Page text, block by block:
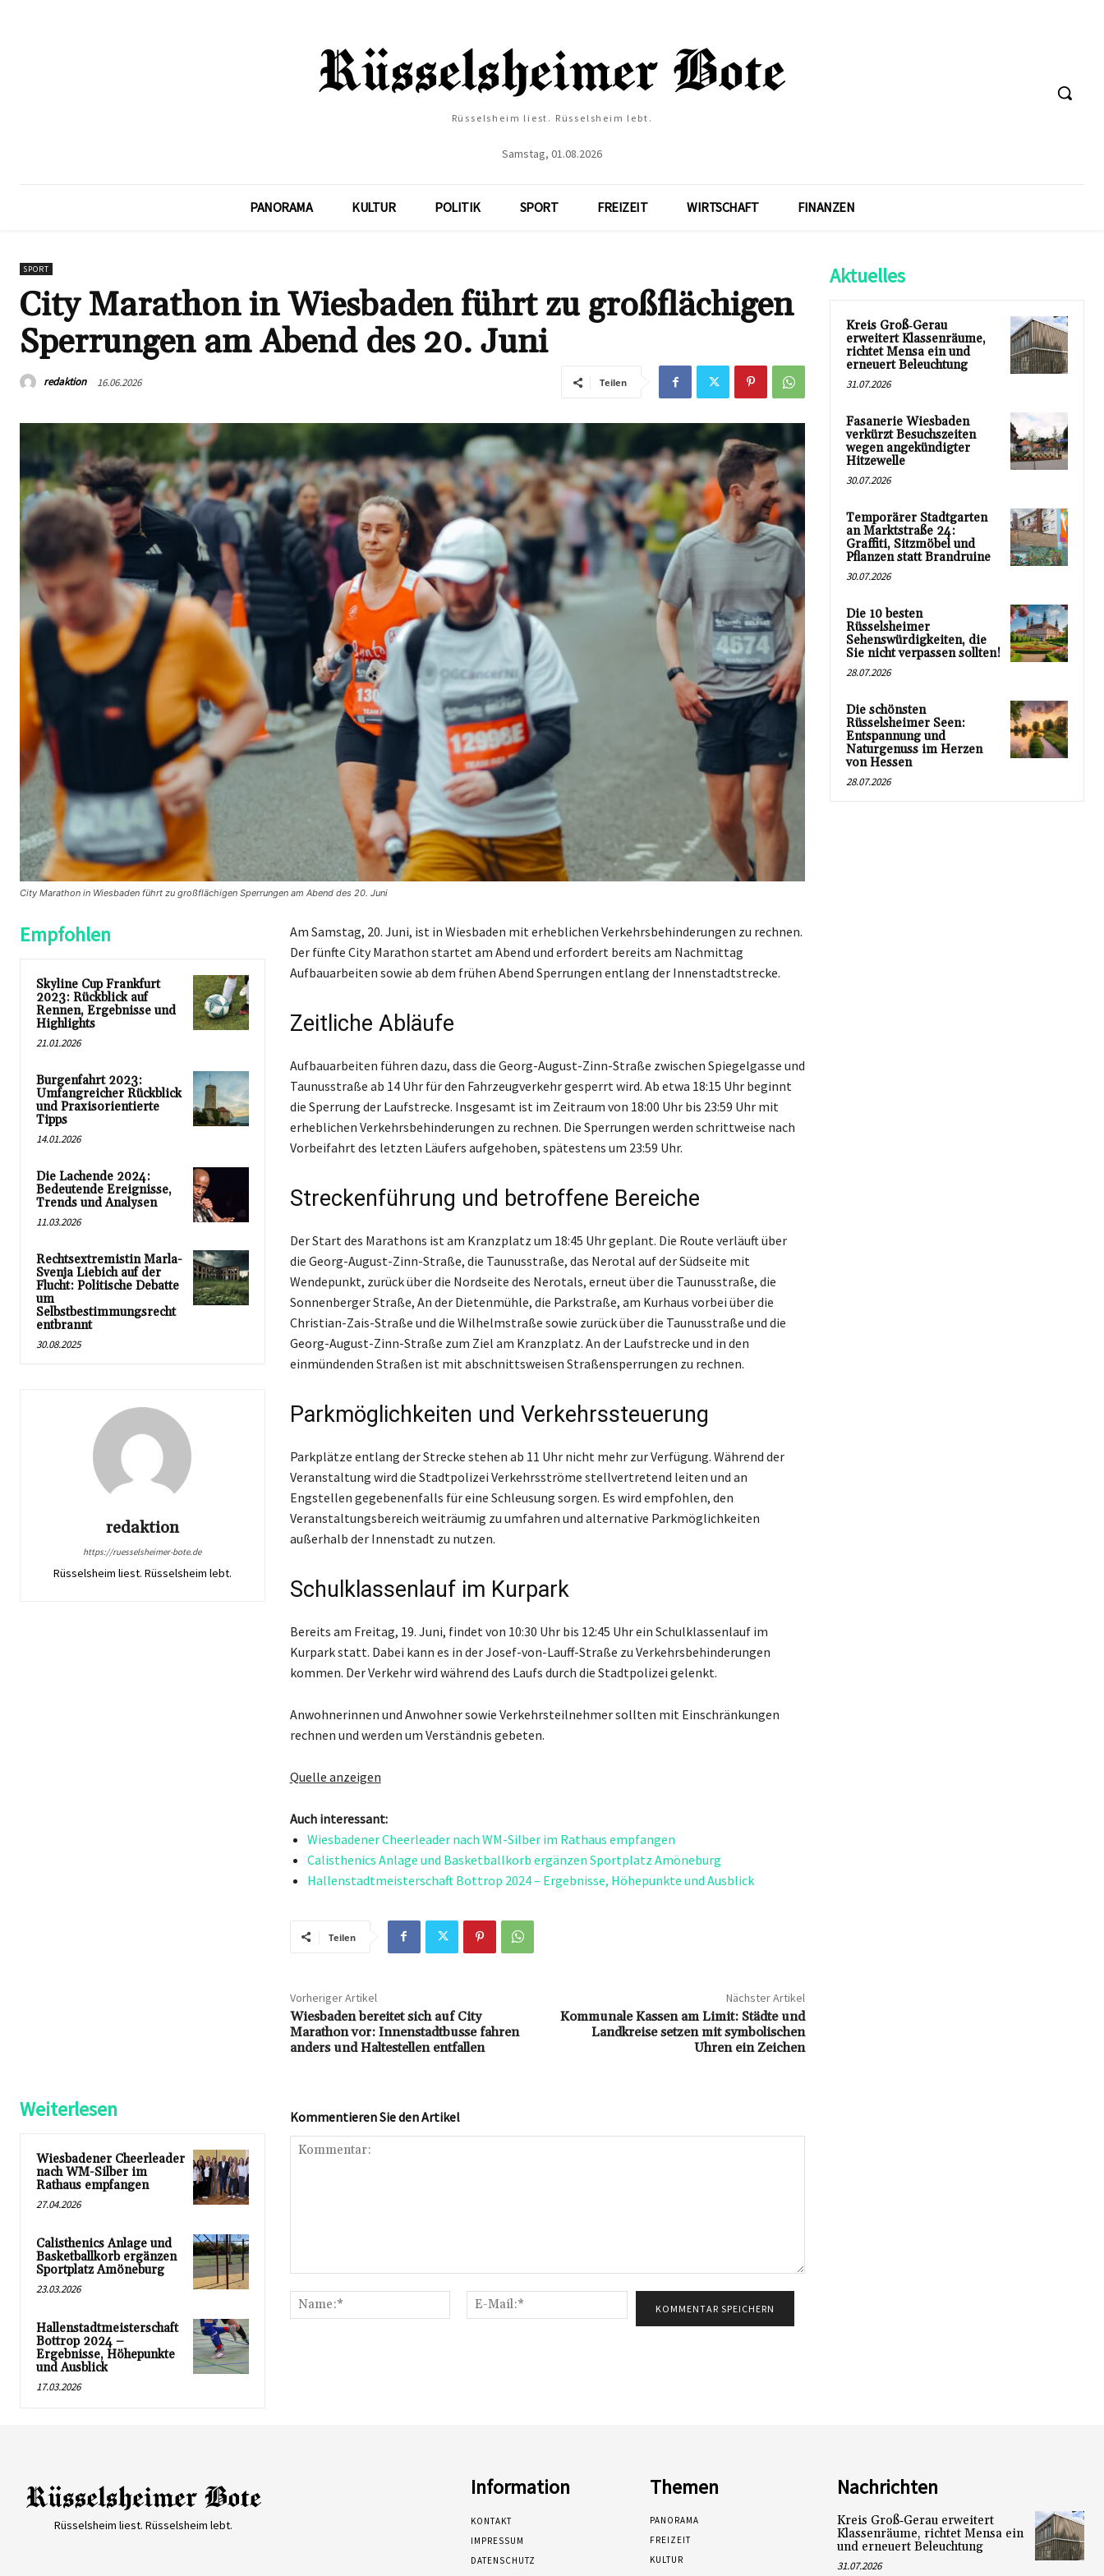
Rüsselsheim liest. Rüsselsheim lebt.
Samstag, 01.08.2026
PANORAMA KULTUR POLITIK SPORT FREIZEIT WIRTSCHAFT FINANZEN
SPORT
City Marathon in Wiesbaden führt zu großflächigen
Sperrungen am Abend des 20. Juni
redaktion 16.06.2026 Teilen
City Marathon in Wiesbaden führt zu großflächigen Sperrungen am Abend des 20. Juni
Empfohlen
Skyline Cup Frankfurt
2023: Rückblick auf
Rennen, Ergebnisse und
Highlights
21.01.2026
Burgenfahrt 2023:
Umfangreicher Rückblick
und Praxisorientierte
Tipps
14.01.2026
Die Lachende 2024:
Bedeutende Ereignisse,
Trends und Analysen
11.03.2026
Rechtsextremistin Marla-
Svenja Liebich auf der
Flucht: Politische Debatte
um
Selbstbestimmungsrecht
entbrannt
30.08.2025
redaktion
https://ruesselsheimer-bote.de
Rüsselsheim liest. Rüsselsheim lebt.
Am Samstag, 20. Juni, ist in Wiesbaden mit erheblichen Verkehrsbehinderungen zu rechnen.
Der fünfte City Marathon startet am Abend und erfordert bereits am Nachmittag
Aufbauarbeiten sowie ab dem frühen Abend Sperrungen entlang der Innenstadtstrecke.
Zeitliche Abläufe
Aufbauarbeiten führen dazu, dass die Georg-August-Zinn-Straße zwischen Spiegelgasse und
Taunusstraße ab 14 Uhr für den Fahrzeugverkehr gesperrt wird. Ab etwa 18:15 Uhr beginnt
die Sperrung der Laufstrecke. Insgesamt ist im Zeitraum von 18:00 Uhr bis 23:59 Uhr mit
erheblichen Verkehrsbehinderungen zu rechnen. Die Sperrungen werden schrittweise nach
Vorbeifahrt des letzten Läufers aufgehoben, spätestens um 23:59 Uhr.
Streckenführung und betroffene Bereiche
Der Start des Marathons ist am Kranzplatz um 18:45 Uhr geplant. Die Route verläuft über
die Georg-August-Zinn-Straße, die Taunusstraße, das Nerotal auf der Südseite mit
Wendepunkt, zurück über die Nordseite des Nerotals, erneut über die Taunusstraße, die
Sonnenberger Straße, An der Dietenmühle, die Parkstraße, am Kurhaus vorbei über die
Christian-Zais-Straße und die Wilhelmstraße sowie zurück über die Taunusstraße und die
Georg-August-Zinn-Straße zum Ziel am Kranzplatz. An der Laufstrecke und in den
einmündenden Straßen ist mit abschnittsweisen Straßensperrungen zu rechnen.
Parkmöglichkeiten und Verkehrssteuerung
Parkplätze entlang der Strecke stehen ab 11 Uhr nicht mehr zur Verfügung. Während der
Veranstaltung wird die Stadtpolizei Verkehrsströme stellvertretend leiten und an
Engstellen gegebenenfalls für eine Schleusung sorgen. Es wird empfohlen, den
Veranstaltungsbereich weiträumig zu umfahren und alternative Parkmöglichkeiten
außerhalb der Innenstadt zu nutzen.
Schulklassenlauf im Kurpark
Bereits am Freitag, 19. Juni, findet von 10:30 Uhr bis 12:45 Uhr ein Schulklassenlauf im
Kurpark statt. Dabei kann es in der Josef-von-Lauff-Straße zu Verkehrsbehinderungen
kommen. Der Verkehr wird während des Laufs durch die Stadtpolizei gelenkt.
Anwohnerinnen und Anwohner sowie Verkehrsteilnehmer sollten mit Einschränkungen
rechnen und werden um Verständnis gebeten.
Quelle anzeigen
Auch interessant:
Wiesbadener Cheerleader nach WM-Silber im Rathaus empfangen
Calisthenics Anlage und Basketballkorb ergänzen Sportplatz Amöneburg
Hallenstadtmeisterschaft Bottrop 2024 – Ergebnisse, Höhepunkte und Ausblick
Teilen
Vorheriger Artikel
Wiesbaden bereitet sich auf City
Marathon vor: Innenstadtbusse fahren
anders und Haltestellen entfallen
Nächster Artikel
Kommunale Kassen am Limit: Städte und
Landkreise setzen mit symbolischen
Uhren ein Zeichen
Weiterlesen
Wiesbadener Cheerleader
nach WM-Silber im
Rathaus empfangen
27.04.2026
Calisthenics Anlage und
Basketballkorb ergänzen
Sportplatz Amöneburg
23.03.2026
Hallenstadtmeisterschaft
Bottrop 2024 –
Ergebnisse, Höhepunkte
und Ausblick
17.03.2026
Kommentieren Sie den Artikel
Name:*
Mail:*
Aktuelles
Kreis Groß‑Gerau
erweitert Klassenräume,
richtet Mensa ein und
erneuert Beleuchtung
31.07.2026
Fasanerie Wiesbaden
verkürzt Besuchszeiten
wegen angekündigter
Hitzewelle
30.07.2026
Temporärer Stadtgarten
an Marktstraße 24:
Graffiti, Sitzmöbel und
Pflanzen statt Brandruine
30.07.2026
Die 10 besten
Rüsselsheimer
Sehenswürdigkeiten, die
Sie nicht verpassen sollten!
28.07.2026
Die schönsten
Rüsselsheimer Seen:
Entspannung und
Naturgenuss im Herzen
von Hessen
28.07.2026
Rüsselsheim liest. Rüsselsheim lebt.
Information
KONTAKT
IMPRESSUM
DATENSCHUTZ
Themen
PANORAMA
FREIZEIT
KULTUR
Nachrichten
Kreis Groß‑Gerau erweitert
Klassenräume, richtet Mensa ein
und erneuert Beleuchtung
31.07.2026